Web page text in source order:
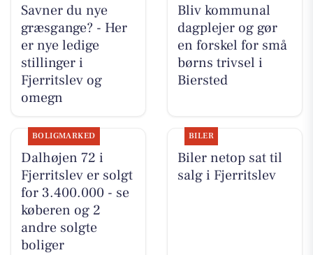
Savner du nye
græsgange? - Her
er nye ledige
stillinger i
Fjerritslev og
omegn
Bliv kommunal
dagplejer og gør
en forskel for små
børns trivsel i
Biersted
BOLIGMARKED
Dalhøjen 72 i
Fjerritslev er solgt
for 3.400.000 - se
køberen og 2
andre solgte
boliger
BILER
Biler netop sat til
salg i Fjerritslev